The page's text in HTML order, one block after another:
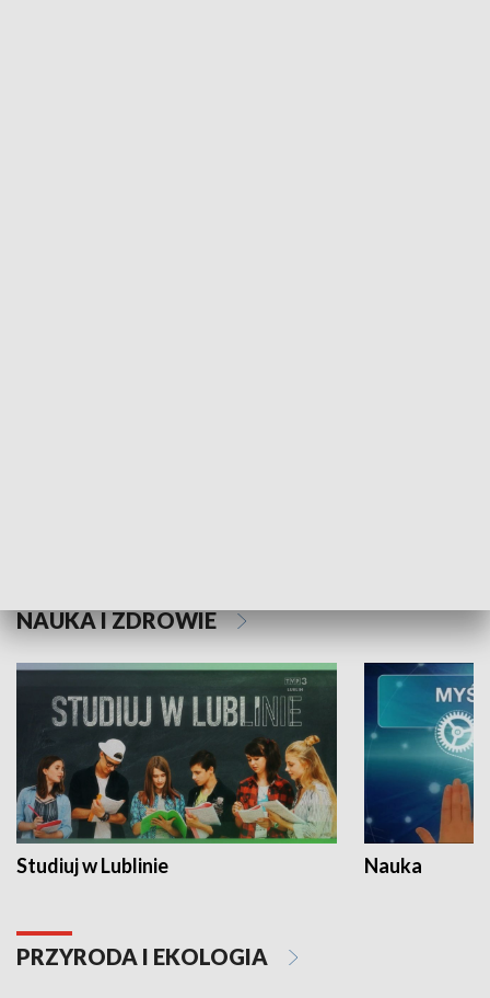
NAUKA I ZDROWIE
Studiuj w Lublinie Nauka
PRZYRODA I EKOLOGIA